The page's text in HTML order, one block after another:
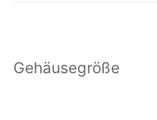
Gehäusegröße